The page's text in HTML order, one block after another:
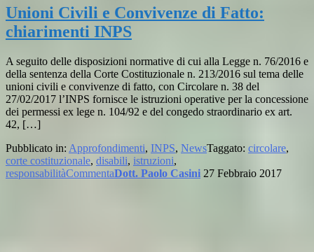
Unioni Civili e Convivenze di Fatto:
chiarimenti INPS
A seguito delle disposizioni normative di cui alla Legge n. 76/2016 e
della sentenza della Corte Costituzionale n. 213/2016 sul tema delle
unioni civili e convivenze di fatto, con Circolare n. 38 del
27/02/2017 l’INPS fornisce le istruzioni operative per la concessione
dei permessi ex lege n. 104/92 e del congedo straordinario ex art.
42, […]
Pubblicato in: Approfondimenti, INPS, NewsTaggato: circolare,
corte costituzionale, disabili, istruzioni,
responsabilitàCommentaDott. Paolo Casini 27 Febbraio 2017